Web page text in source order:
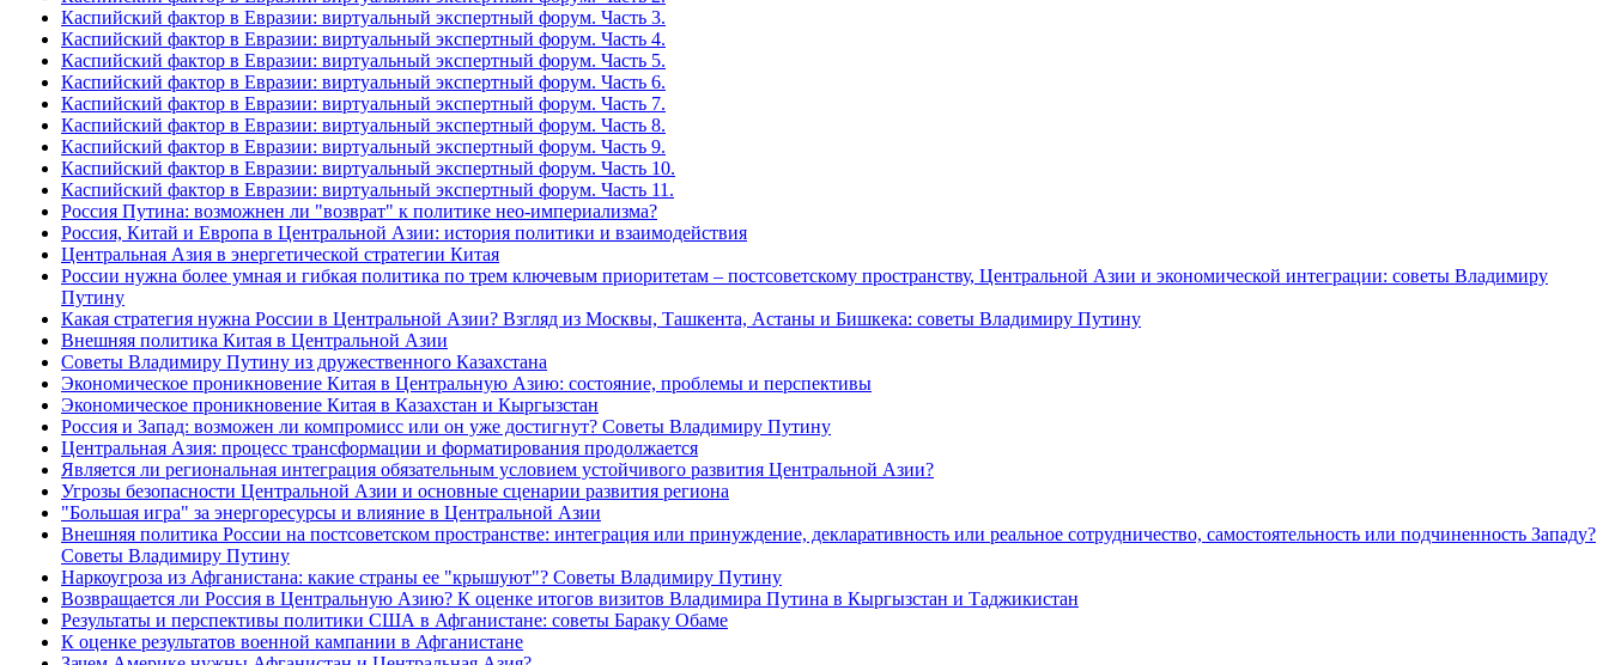
Каспийский фактор в Евразии: виртуальный экспертный форум. Часть 3.
Каспийский фактор в Евразии: виртуальный экспертный форум. Часть 4.
Каспийский фактор в Евразии: виртуальный экспертный форум. Часть 5.
Каспийский фактор в Евразии: виртуальный экспертный форум. Часть 6.
Каспийский фактор в Евразии: виртуальный экспертный форум. Часть 7.
Каспийский фактор в Евразии: виртуальный экспертный форум. Часть 8.
Каспийский фактор в Евразии: виртуальный экспертный форум. Часть 9.
Каспийский фактор в Евразии: виртуальный экспертный форум. Часть 10.
Каспийский фактор в Евразии: виртуальный экспертный форум. Часть 11.
Россия Путина: возможнен ли "возврат" к политике нео-империализма?
Россия, Китай и Европа в Центральной Азии: история политики и взаимодействия
Центральная Азия в энергетической стратегии Китая
России нужна более умная и гибкая политика по трем ключевым приоритетам – постсоветскому пространству, Центральной Азии и экономической интеграции: советы Владимиру
Путину
Какая стратегия нужна России в Центральной Азии? Взгляд из Москвы, Ташкента, Астаны и Бишкека: советы Владимиру Путину
Внешняя политика Китая в Центральной Азии
Советы Владимиру Путину из дружественного Казахстана
Экономическое проникновение Китая в Центральную Азию: состояние, проблемы и перспективы
Экономическое проникновение Китая в Казахстан и Кыргызстан
Россия и Запад: возможен ли компромисс или он уже достигнут? Советы Владимиру Путину
Центральная Азия: процесс трансформации и форматирования продолжается
Является ли региональная интеграция обязательным условием устойчивого развития Центральной Азии?
Угрозы безопасности Центральной Азии и основные сценарии развития региона
"Большая игра" за энергоресурсы и влияние в Центральной Азии
Внешняя политика России на постсоветском пространстве: интеграция или принуждение, декларативность или реальное сотрудничество, самостоятельность или подчиненность Западу?
Советы Владимиру Путину
Наркоугроза из Афганистана: какие страны ее "крышуют"? Советы Владимиру Путину
Возвращается ли Россия в Центральную Азию? К оценке итогов визитов Владимира Путина в Кыргызстан и Таджикистан
Результаты и перспективы политики США в Афганистане: советы Бараку Обаме
К оценке результатов военной кампании в Афганистане